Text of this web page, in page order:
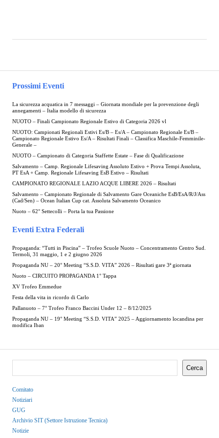
Prossimi Eventi
La sicurezza acquatica in 7 messaggi – Giornata mondiale per la prevenzione degli
annegamenti – Italia modello di sicurezza
NUOTO – Finali Campionato Regionale Estivo di Categoria 2026 vl
NUOTO: Campionati Regionali Estivi Es/B – Es/A – Campionato Regionale Es/B –
Campionato Regionale Estivo Es/A – Risultati Finali – Classifica Maschile-Femminile-
Generale –
NUOTO – Campionato di Categoria Staffette Estate – Fase di Qualificazione
Salvamento – Camp. Regionale Lifesaving Assoluto Estivo + Prova Tempi Assoluta,
PT EsA + Camp. Regionale Lifesaving EsB Estivo – Risultati
CAMPIONATO REGIONALE LAZIO ACQUE LIBERE 2026 – Risultati
Salvamento – Campionato Regionale di Salvamento Gare Oceaniche EsB/EsA/R/J/Ass
(Cad/Sen) – Ocean Italian Cup cat. Assoluta Salvamento Oceanico
Nuoto – 62° Settecolli – Porta la tua Passione
Eventi Extra Federali
Propaganda: “Tutti in Piscina” – Trofeo Scuole Nuoto – Concentramento Centro Sud.
Termoli, 31 maggio, 1 e 2 giugno 2026
Propaganda NU – 20° Meeting “S.S.D. VITA” 2026 – Risultati gare 3ª giornata
Nuoto – CIRCUITO PROPAGANDA 1° Tappa
XV Trofeo Emmedue
Festa della vita in ricordo di Carlo
Pallanuoto – 7° Trofeo Franco Baccini Under 12 – 8/12/2025
Propaganda NU – 19° Meeting “S.S.D. VITA” 2025 – Aggiornamento locandina per
modifica Iban
Cerca
Comitato
Notiziari
GUG
Archivio SIT (Settore Istruzione Tecnica)
Notizie